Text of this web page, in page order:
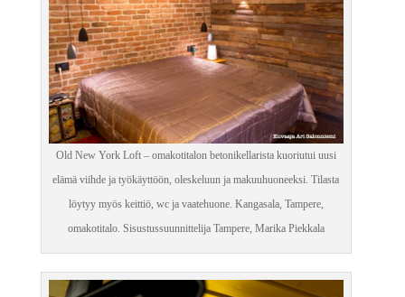
Old New York Loft – omakotitalon betonikellarista kuoriutui uusi
elämä viihde ja työkäyttöön, oleskeluun ja makuuhuoneeksi. Tilasta
löytyy myös keittiö, wc ja vaatehuone. Kangasala, Tampere,
omakotitalo. Sisustussuunnittelija Tampere, Marika Piekkala